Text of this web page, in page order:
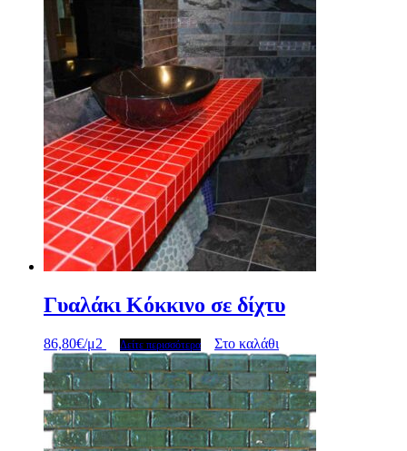
to
high
Γυαλάκι Κόκκινο σε δίχτυ
86,80€/μ2 Δείτε περισσότερα Στο καλάθι